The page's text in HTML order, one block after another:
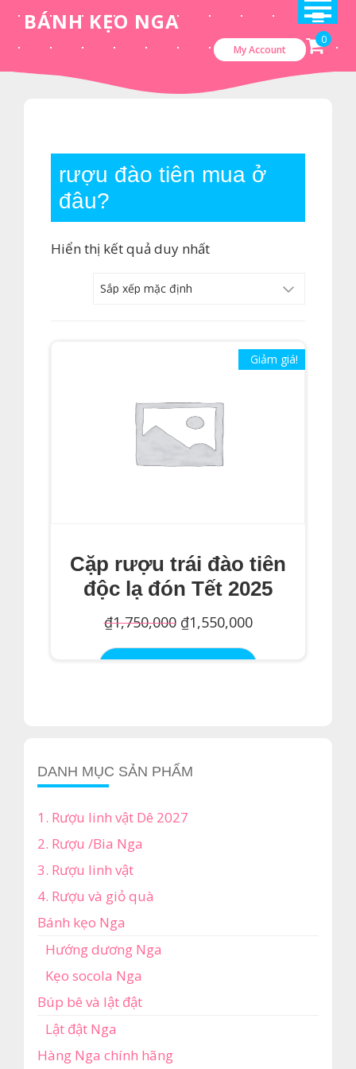
content
BÁNH KẸO NGA
0
My Account
rượu đào tiên mua ở
đâu?
Hiển thị kết quả duy nhất
Giảm giá!
Cặp rượu trái đào tiên
độc lạ đón Tết 2025
₫1,750,000 Giá
gốc
₫1,550,000Giá
DANH MỤC SẢN PHẨM
1. Rượu linh vật Dê 2027
2. Rượu /Bia Nga
3. Rượu linh vật
4. Rượu và giỏ quà
Bánh kẹo Nga
Hướng dương Nga
Kẹo socola Nga
Búp bê và lật đật
Lật đật Nga
Hàng Nga chính hãng